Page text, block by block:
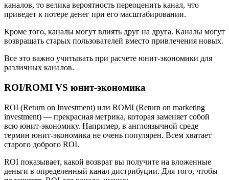
каналов, то велика вероятность переоценить канал, что
приведет к потере денег при его масштабировании.
Кроме того, каналы могут влиять друг на друга. Каналы могут
возвращать старых пользователей вместо привлечения новых.
Все это важно учитывать при расчете юнит-экономики для
различных каналов.
ROI/ROMI VS юнит-экономика
ROI (Return on Investment) или ROMI (Return on marketing
investment) — прекрасная метрика, которая заменяет собой
всю юнит-экономику. Например, в англоязычной среде
термин юнит-экономика не очень популярен. Всем хватает
старого доброго ROI.
ROI показывает, какой возврат вы получите на вложенные
деньги в определенный канал дистрибуции. Для того, чтобы